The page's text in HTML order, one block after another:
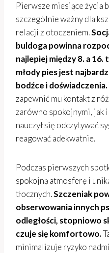
Pierwsze miesiące życia
szczególnie ważny dla
relacji z otoczeniem.
buldoga powinna
najlepiej między 8. a
młody pies jest
bodźce i doświadczenia.
zapewnić mu kontakt z
zarówno spokojnymi, jak
nauczył się odczytywać
reagować adekwatnie.
Podczas pierwszych
spokojną atmosferę i
tłocznych.Szczeniak
obserwowania innych
odległości, stopniowo
czuje się komfortowo.
minimalizuje ryzyko